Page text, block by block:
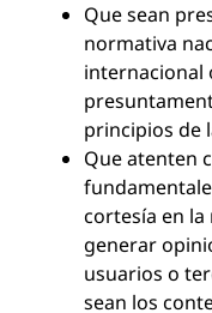
Que sean
normativa
internacional
principios de
Que atenten
cortesía en
generar
usuarios o
sean los